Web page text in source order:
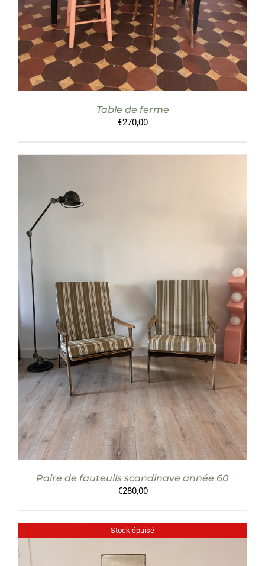
Table de ferme
€270,00
AJOUTER AU PANIER / DÉTAILS
Paire de fauteuils scandinave année 60
€280,00
Stock épuisé